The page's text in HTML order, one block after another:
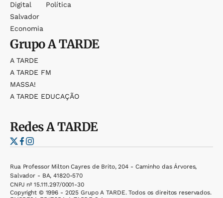
Digital
Salvador
Economia
Política
GrupoA TARDE
A TARDE
A TARDE FM
MASSA!
A TARDE EDUCAÇÃO
RedesA TARDE
Rua Professor Milton Cayres de Brito, 204 - Caminho das Árvores,
Salvador - BA, 41820-570
CNPJ nº 15.111.297/0001-30
Copyright © 1996 - 2025 Grupo A TARDE. Todos os direitos reservados.